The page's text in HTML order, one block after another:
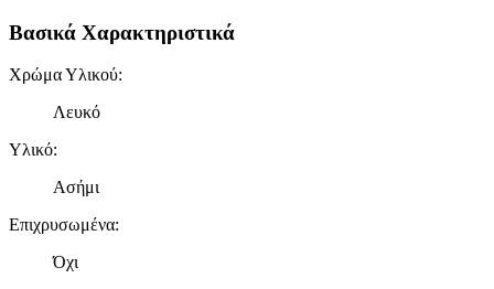
Βασικά Χαρακτηριστικά
Χρώμα Υλικού:
Λευκό
Υλικό:
Ασήμι
Επιχρυσωμένα:
Όχι